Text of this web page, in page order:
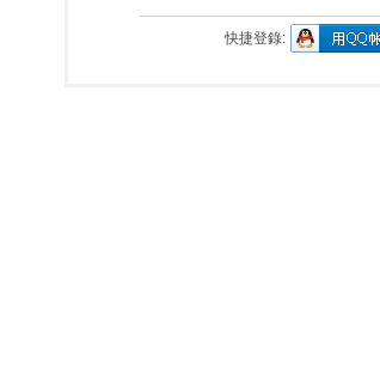
快捷登錄: